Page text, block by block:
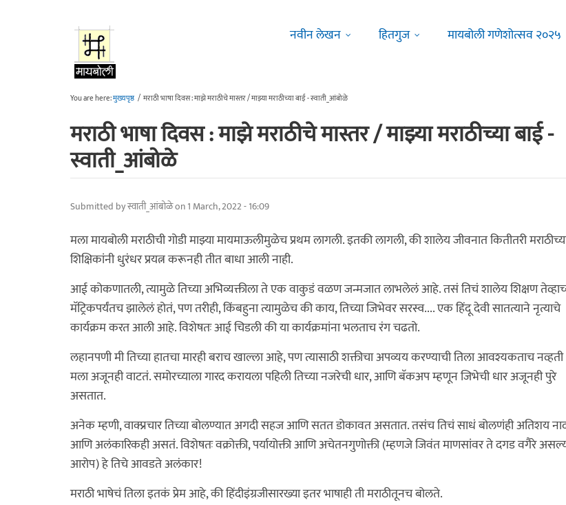
नवीन लेखन
हितगुज मायबोली गणेशोत्सव २०२५
You are here:मुख्यपृष्ठ / मराठी भाषा दिवस : माझे मराठीचे मास्तर / माझ्या मराठीच्या बाई - स्वाती_आंबोळे
मराठी भाषा दिवस : माझे मराठीचे मास्तर / माझ्या मराठीच्या बाई -
स्वाती_आंबोळे
Submitted byस्वाती_आंबोळेon 1 March, 2022 - 16:09
मला मायबोली मराठीची गोडी माझ्या मायमाऊलीमुळेच प्रथम लागली. इतकी लागली, की शालेय जीवनात कितीतरी
शिक्षिकांनी धुरंधर प्रयत्न करूनही तीत बाधा आली नाही.
आई कोकणातली, त्यामुळे तिच्या अभिव्यक्तीला ते एक वाकुडं वळण जन्मजात लाभलेलं आहे. तसं तिचं शालेय शिक्षण
मॅट्रिकपर्यंतच झालेलं होतं, पण तरीही, किंबहुना त्यामुळेच की काय, तिच्या जिभेवर सरस्व.... एक हिंदू देवी सातत्याने नृत्याचे
कार्यक्रम करत आली आहे. विशेषतः आई चिडली की या कार्यक्रमांना भलताच रंग चढतो.
लहानपणी मी तिच्या हातचा मारही बराच खाल्ला आहे, पण त्यासाठी शक्तीचा अपव्यय करण्याची तिला आवश्यकताच
मला अजूनही वाटतं. समोरच्याला गारद करायला पहिली तिच्या नजरेची धार, आणि बॅकअप म्हणून जिभेची धार अजूनही पुरे
असतात.
अनेक म्हणी, वाक्प्रचार तिच्या बोलण्यात अगदी सहज आणि सतत डोकावत असतात. तसंच तिचं साधं बोलणंही अतिशय
आणि अलंकारिकही असतं. विशेषतः वक्रोक्ती, पर्यायोक्ती आणि अचेतनगुणोक्ती (म्हणजे जिवंत माणसांवर ते दगड वगैरे
आरोप) हे तिचे आवडते अलंकार!
मराठी भाषेचं तिला इतकं प्रेम आहे, की हिंदीइंग्रजीसारख्या इतर भाषाही ती मराठीतूनच बोलते.